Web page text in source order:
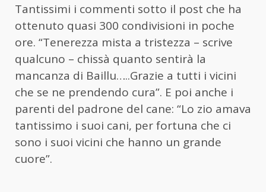
Tantissimi i commenti sotto il post che ha
ottenuto quasi 300 condivisioni in poche
ore. “Tenerezza mista a tristezza – scrive
qualcuno – chissà quanto sentirà la
mancanza di Baillu…..Grazie a tutti i vicini
che se ne prendendo cura”. E poi anche i
parenti del padrone del cane: “Lo zio amava
tantissimo i suoi cani, per fortuna che ci
sono i suoi vicini che hanno un grande
cuore”.